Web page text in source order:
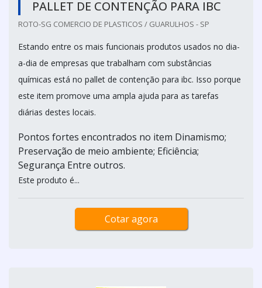
PALLET DE CONTENÇÃO PARA IBC
ROTO-SG COMERCIO DE PLASTICOS / GUARULHOS - SP
Estando entre os mais funcionais produtos usados no dia-
a-dia de empresas que trabalham com substâncias
químicas está no pallet de contenção para ibc. Isso porque
este item promove uma ampla ajuda para as tarefas
diárias destes locais.
Pontos fortes encontrados no item Dinamismo;
Preservação de meio ambiente; Eficiência;
Segurança Entre outros.
Este produto é...
Cotar agora